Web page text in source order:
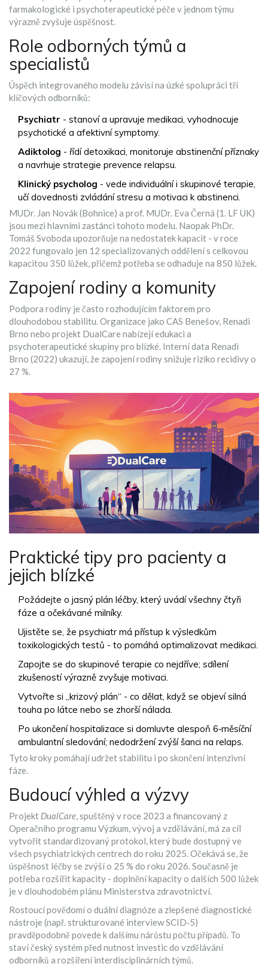
farmakologické i psychoterapeutické péče v jednom týmu
výrazně zvyšuje úspěšnost.
Role odborných týmů a
specialistů
Úspěch integrovaného modelu závisí na úzké spolupráci tří
klíčových odborníků:
Psychiatr - stanoví a upravuje medikaci, vyhodnocuje
psychotické a afektivní symptomy.
Adiktolog - řídí detoxikaci, monitoruje abstinenční příznaky
a navrhuje strategie prevence relapsu.
Klinický psycholog - vede individuální i skupinové terapie,
učí dovednosti zvládání stresu a motivaci k abstinenci.
MUDr. Jan Novák (Bohnice) a prof. MUDr. Eva Černá (1. LF UK)
jsou mezi hlavními zastánci tohoto modelu. Naopak PhDr.
Tomáš Svoboda upozorňuje na nedostatek kapacit - v roce
2022 fungovalo jen 12 specializovaných oddělení s celkovou
kapacitou 350 lůžek, přičemž potřeba se odhaduje na 850 lůžek.
Zapojení rodiny a komunity
Podpora rodiny je často rozhodujícím faktorem pro
dlouhodobou stabilitu. Organizace jako CAS Benešov, Renadi
Brno nebo projekt DualCare nabízejí edukaci a
psychoterapeutické skupiny pro blízké. Interní data Renadi
Brno (2022) ukazují, že zapojení rodiny snižuje riziko recidivy o
27 %.
Praktické tipy pro pacienty a
jejich blízké
Požádejte o jasný plán léčby, který uvádí všechny čtyři
fáze a očekávané milníky.
Ujistěte se, že psychiatr má přístup k výsledkům
toxikologických testů - to pomáhá optimalizovat medikaci.
Zapojte se do skupinové terapie co nejdříve; sdílení
zkušeností výrazně zvyšuje motivaci.
Vytvořte si „krizový plán“ - co dělat, když se objeví silná
touha po látce nebo se zhorší nálada.
Po ukončení hospitalizace si domluvte alespoň 6‑měsíční
ambulantní sledování; nedodržení zvýší šanci na relaps.
Tyto kroky pomáhají udržet stabilitu i po skončení intenzivní
fáze.
Budoucí výhled a výzvy
Projekt DualCare, spuštěný v roce 2023 a financovaný z
Operačního programu Výzkum, vývoj a vzdělávání, má za cíl
vytvořit standardizovaný protokol, který bude dostupný ve
všech psychiatrických centrech do roku 2025. Očekává se, že
úspěšnost léčby se zvýší o 25 % do roku 2026. Současně je
potřeba rozšířit kapacity - doplnění kapacity o dalších 500 lůžek
je v dlouhodobém plánu Ministerstva zdravotnictví.
Rostoucí povědomí o duální diagnóze a zlepšené diagnostické
nástroje (např. strukturované interview SCID‑5)
pravděpodobně povede k dalšímu nárůstu počtu případů. To
staví český systém před nutnost investic do vzdělávání
odborníků a rozšíření interdisciplinárních týmů.